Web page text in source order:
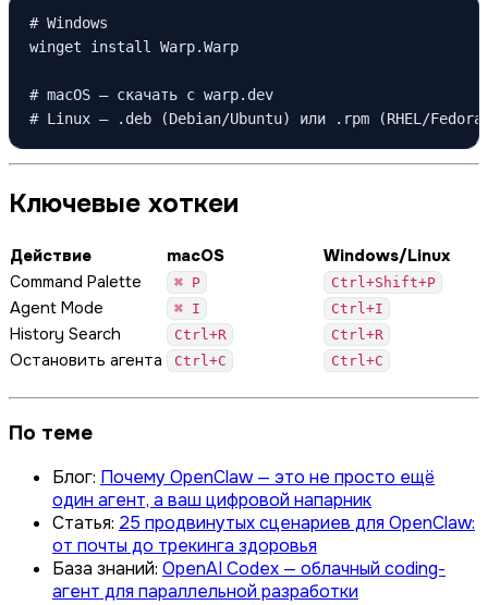
# Windows
winget install Warp.Warp
# macOS — скачать с warp.dev
# Linux — .deb (Debian/Ubuntu) или .rpm (RHEL/Fedora/
Ключевые хоткеи
Действие macOS
Windows/Linux
Command Palette
⌘ P Ctrl+Shift+P
Agent Mode ⌘ I Ctrl+I
History Search Ctrl+R Ctrl+R
Остановить агента Ctrl+C Ctrl+C
По теме
Блог: Почему OpenClaw — это не просто ещё
один агент, а ваш цифровой напарник
Статья: 25 продвинутых сценариев для OpenClaw:
от почты до трекинга здоровья
База знаний: OpenAI Codex — облачный coding-
агент для параллельной разработки